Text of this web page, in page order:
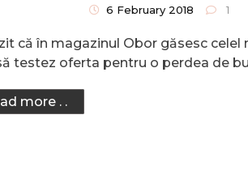
6 February 2018 1
că în magazinul Obor găsesc
testez oferta pentru o perdea de
more . .